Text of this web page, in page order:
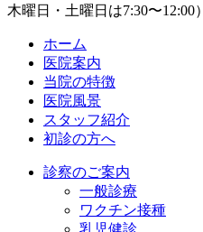
木曜日・土曜日は7:30〜12:00）
ホーム
医院案内
当院の特徴
医院風景
スタッフ紹介
初診の方へ
診察のご案内
一般診療
ワクチン接種
乳児健診